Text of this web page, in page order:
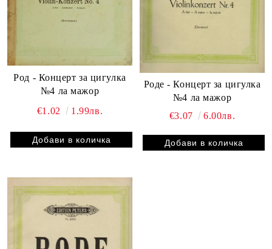
Род - Концерт за цигулка
№4 ла мажор
€1.02
1.99лв.
Роде - Концерт за цигулка
№4 ла мажор
€3.07
6.00лв.